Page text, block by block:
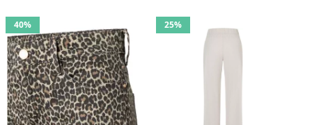
40% 25%